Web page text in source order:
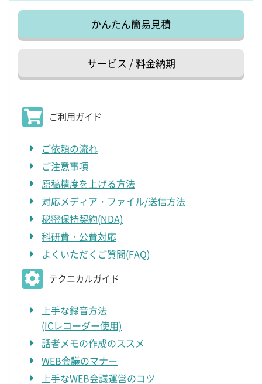
かんたん簡易見積
サービス / 料金納期
ご利用ガイド
ご依頼の流れ
ご注意事項
原稿精度を上げる方法
対応メディア・ファイル/送信方法
秘密保持契約(NDA)
科研費・公費対応
よくいただくご質問(FAQ)
テクニカルガイド
上手な録音方法
(ICレコーダー使用)
話者メモの作成のススメ
WEB会議のマナー
上手なWEB会議運営のコツ